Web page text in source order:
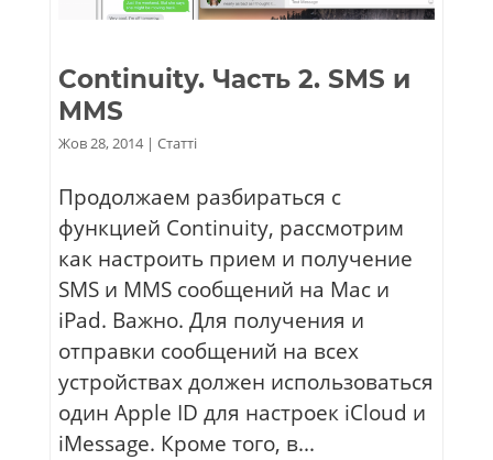
Continuity. Часть 2. SMS и
MMS
Жов 28, 2014| Статті
Продолжаем разбираться с
функцией Continuity, рассмотрим
как настроить прием и получение
SMS и MMS сообщений на Mac и
iPad. Важно. Для получения и
отправки сообщений на всех
устройствах должен использоваться
один Apple ID для настроек iCloud и
iMessage. Кроме того, в...